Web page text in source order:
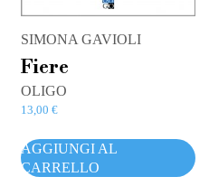
SIMONA GAVIOLI
Fiere
OLIGO
13,00 €
AGGIUNGI AL
CARRELLO